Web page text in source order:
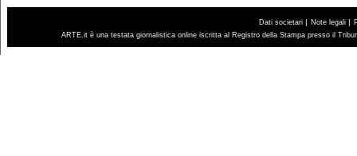
Dati societari | Note legali |
ARTE.it è una testata giornalistica online iscritta al Registro della Stampa presso il